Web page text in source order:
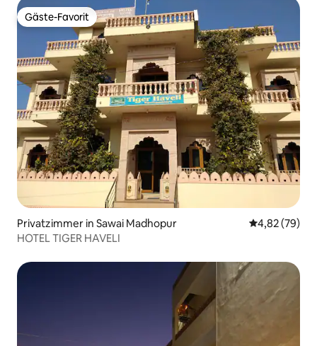
Gäste-Favorit
Gäste-Favorit
Privatzimmer in Sawai Madhopur
4,82 (79)
HOTEL TIGER HAVELI